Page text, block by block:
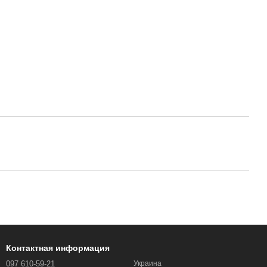
Контактная информация
097 610-59-21 Украина